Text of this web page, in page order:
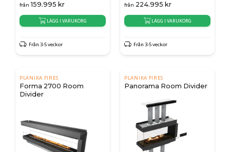
från 159.995 kr
LÄGG I VARUKORG
Från 3-5 veckor
från 224.995 kr
LÄGG I VARUKORG
Från 3-5 veckor
PLANIKA FIRES
Forma 2700 Room
Divider
PLANIKA FIRES
Panorama Room Divider